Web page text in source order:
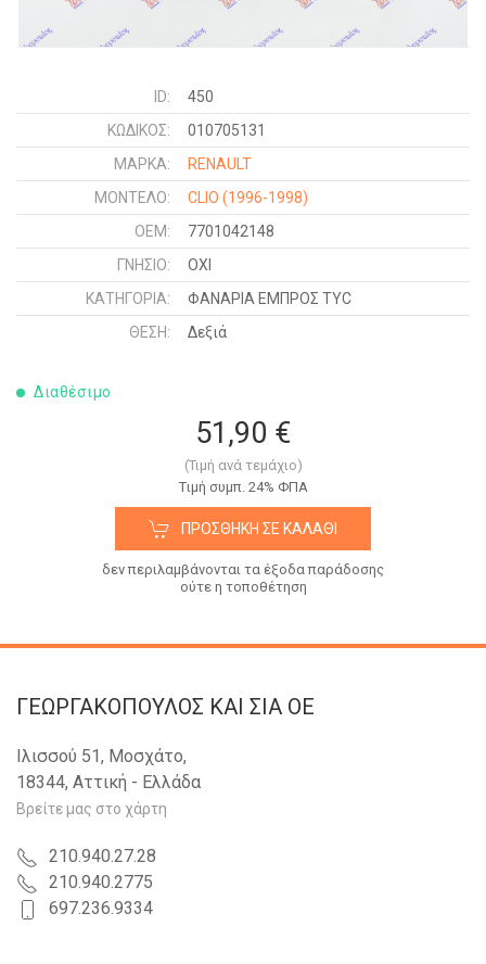
ID:
450
ΚΩΔΙΚΌΣ:
010705131
ΜΑΡΚΑ:
RENAULT
ΜΟΝΤΕΛΟ:
CLIO (1996-1998)
OEM:
7701042148
ΓΝΉΣΙΟ:
ΟΧΙ
ΚΑΤΗΓΟΡΊΑ:
ΦΑΝΑΡΙΑ ΕΜΠΡΟΣ TYC
ΘΈΣΗ:
Δεξιά
Διαθέσιμο
51,90 €
(Τιμή ανά τεμάχιο)
Tιμή συμπ. 24% ΦΠΑ
ΠΡΟΣΘΉΚΗ ΣΕ ΚΑΛΆΘΙ
δεν περιλαμβάνονται τα έξοδα παράδοσης
ούτε η τοποθέτηση
ΓΕΩΡΓΑΚΟΠΟΥΛΟΣ KAI ΣΙΑ OE
Ιλισσού 51, Μοσχάτο,
18344, Αττική - Ελλάδα
Βρείτε μας στο χάρτη
210.940.27.28
210.940.2775
697.236.9334